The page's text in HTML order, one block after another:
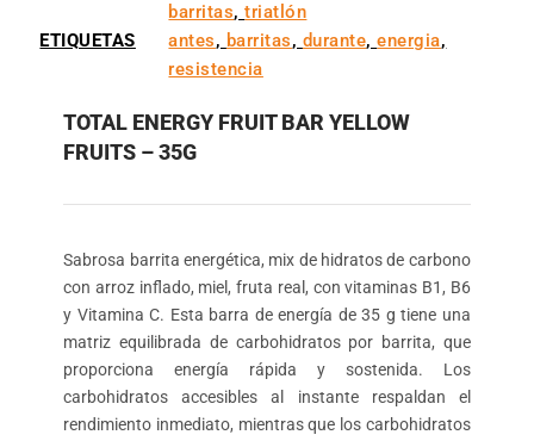
barritas,triatlón
ETIQUETAS
antes, barritas, durante,energia,
resistencia
TOTAL ENERGY FRUIT BAR YELLOW
FRUITS – 35G
Sabrosa barrita energética, mix de hidratos de carbono
con arroz inflado, miel, fruta real, con vitaminas B1, B6
y Vitamina C. Esta barra de energía de 35 g tiene una
matriz equilibrada de carbohidratos por barrita, que
proporciona energía rápida y sostenida. Los
carbohidratos accesibles al instante respaldan el
rendimiento inmediato, mientras que los carbohidratos